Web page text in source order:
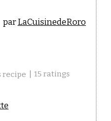
parLaCuisinedeRoro
recipe | 15 ratings